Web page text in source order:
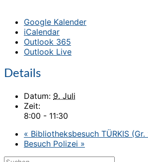
Google Kalender
iCalendar
Outlook 365
Outlook Live
Details
Datum: 9. Juli
Zeit:
8:00 - 11:30
« Bibliotheksbesuch TÜRKIS (Gr.
Besuch Polizei »